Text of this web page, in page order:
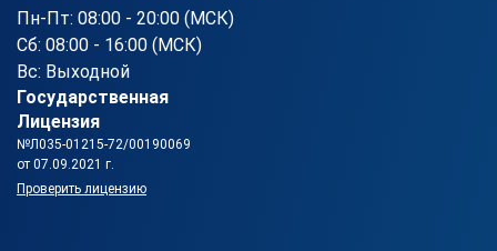
Пн-Пт: 08:00 - 20:00 (МСК)
Сб: 08:00 - 16:00 (МСК)
Вс: Выходной
Государственная
Лицензия
№Л035-01215-72/00190069
от 07.09.2021 г.
Проверить лицензию